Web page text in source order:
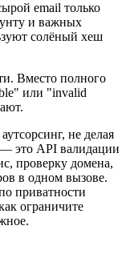
email только
и важных
солёный хеш
Вместо полного
или "invalid
не делая
— это API валидации
проверку домена,
в одном вызове.
приватности
ограничите